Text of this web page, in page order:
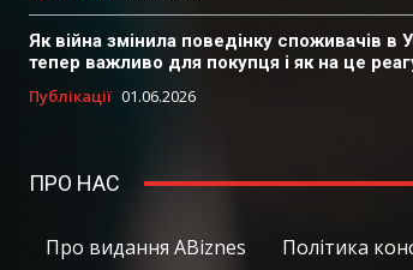
Як війна змінила поведінку споживачів в
тепер важливо для покупця і як на це
Публікації 01.06.2026
ПРО НАС
Про видання ABiznes Політика